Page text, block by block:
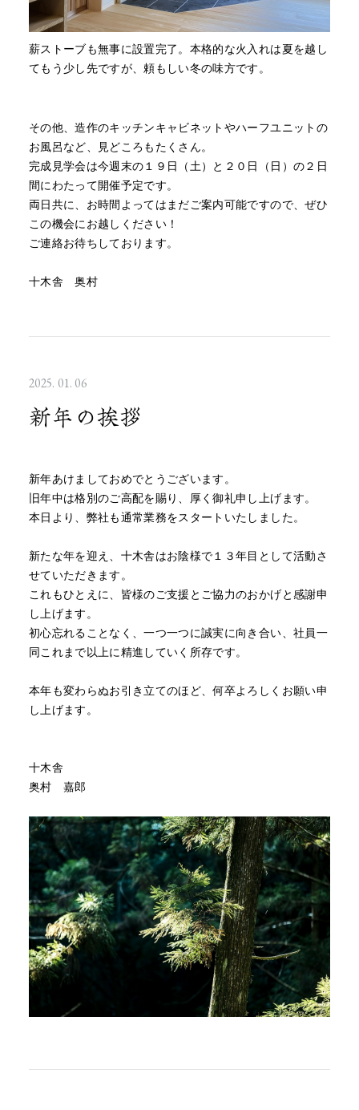
薪ストーブも無事に設置完了。本格的な火入れは夏を越し
てもう少し先ですが、頼もしい冬の味方です。
その他、造作のキッチンキャビネットやハーフユニットの
お風呂など、見どころもたくさん。
完成見学会は今週末の１９日（土）と２０日（日）の２日
間にわたって開催予定です。
両日共に、お時間よってはまだご案内可能ですので、ぜひ
この機会にお越しください！
ご連絡お待ちしております。
十木舎 奥村
2025. 01. 06
新年の挨拶
新年あけましておめでとうございます。
旧年中は格別のご高配を賜り、厚く御礼申し上げます。
本日より、弊社も通常業務をスタートいたしました。
新たな年を迎え、十木舎はお陰様で１３年目として活動さ
せていただきます。
これもひとえに、皆様のご支援とご協力のおかげと感謝申
し上げます。
初心忘れることなく、一つ一つに誠実に向き合い、社員一
同これまで以上に精進していく所存です。
本年も変わらぬお引き立てのほど、何卒よろしくお願い申
し上げます。
十木舎
奥村 嘉郎